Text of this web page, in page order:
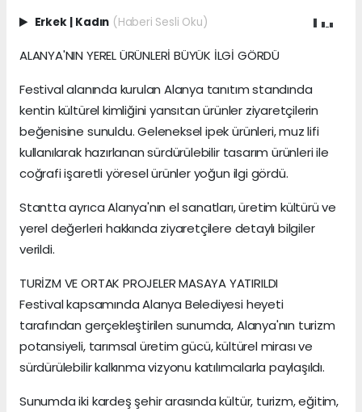
Erkek | Kadın (Haberi Sesli Oku)
ALANYA'NIN YEREL ÜRÜNLERİ BÜYÜK İLGİ GÖRDÜ
Festival alanında kurulan Alanya tanıtım standında
kentin kültürel kimliğini yansıtan ürünler ziyaretçilerin
beğenisine sunuldu. Geleneksel ipek ürünleri, muz lifi
kullanılarak hazırlanan sürdürülebilir tasarım ürünleri ile
coğrafi işaretli yöresel ürünler yoğun ilgi gördü.
Stantta ayrıca Alanya'nın el sanatları, üretim kültürü ve
yerel değerleri hakkında ziyaretçilere detaylı bilgiler
verildi.
TURİZM VE ORTAK PROJELER MASAYA YATIRILDI
Festival kapsamında Alanya Belediyesi heyeti
tarafından gerçekleştirilen sunumda, Alanya'nın turizm
potansiyeli, tarımsal üretim gücü, kültürel mirası ve
sürdürülebilir kalkınma vizyonu katılımcılarla paylaşıldı.
Sunumda iki kardeş şehir arasında kültür, turizm, eğitim,